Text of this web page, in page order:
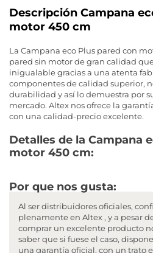
Descripción Campana
motor 450 cm
La Campana eco Plus pared con
pared sin motor de gran calidad
inigualable gracias a una atenta
componentes de calidad superior,
durabilidad y así lo demuestra por
mercado. Altex nos ofrece la
con una calidad-precio excelente.
Detalles de la Campana
motor 450 cm:
Por que nos gusta:
Al ser distribuidores oficiales,
plenamente en Altex , y a pesar
comprar un excelente producto
saber que si fuese el caso,
una garantía oficial, con un trato